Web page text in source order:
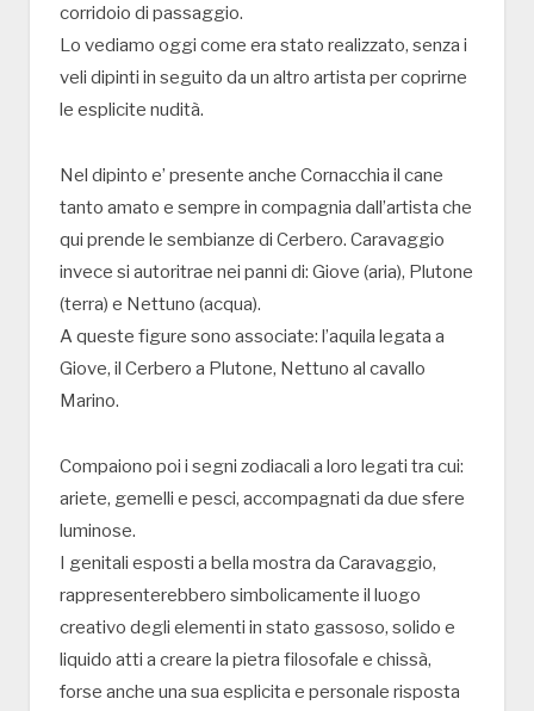
corridoio di passaggio.
Lo vediamo oggi come era stato realizzato, senza i
veli dipinti in seguito da un altro artista per coprirne
le esplicite nudità.
Nel dipinto e’ presente anche Cornacchia il cane
tanto amato e sempre in compagnia dall’artista che
qui prende le sembianze di Cerbero. Caravaggio
invece si autoritrae nei panni di: Giove (aria), Plutone
(terra) e Nettuno (acqua).
A queste figure sono associate: l’aquila legata a
Giove, il Cerbero a Plutone, Nettuno al cavallo
Marino.
Compaiono poi i segni zodiacali a loro legati tra cui:
ariete, gemelli e pesci, accompagnati da due sfere
luminose.
I genitali esposti a bella mostra da Caravaggio,
rappresenterebbero simbolicamente il luogo
creativo degli elementi in stato gassoso, solido e
liquido atti a creare la pietra filosofale e chissà,
forse anche una sua esplicita e personale risposta